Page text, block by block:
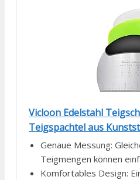
Vicloon Edelstahl
Teigspachtel aus
Genaue Messung:
Teigmengen können
Komfortables Design: